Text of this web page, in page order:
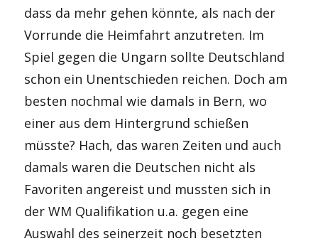
dass da mehr gehen könnte, als nach der
Vorrunde die Heimfahrt anzutreten. Im
Spiel gegen die Ungarn sollte Deutschland
schon ein Unentschieden reichen. Doch am
besten nochmal wie damals in Bern, wo
einer aus dem Hintergrund schießen
müsste? Hach, das waren Zeiten und auch
damals waren die Deutschen nicht als
Favoriten angereist und mussten sich in
der WM Qualifikation u.a. gegen eine
Auswahl des seinerzeit noch besetzten